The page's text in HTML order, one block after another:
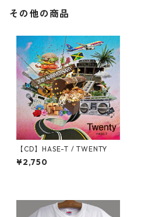
その他の商品
【CD】HASE-T / TWENTY
¥2,750